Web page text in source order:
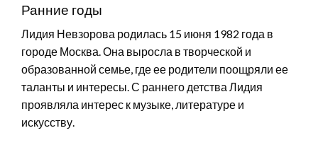
Ранние годы
Лидия Невзорова родилась 15 июня 1982 года в
городе Москва. Она выросла в творческой и
образованной семье, где ее родители поощряли ее
таланты и интересы. С раннего детства Лидия
проявляла интерес к музыке, литературе и
искусству.